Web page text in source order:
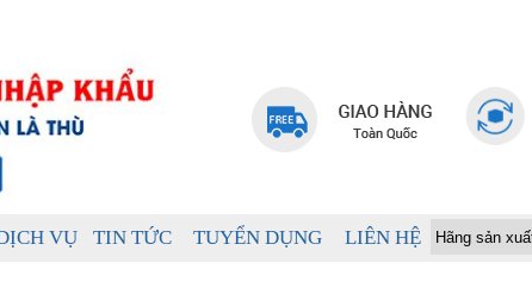
VỤ TIN TỨC TUYỂN DỤNG LIÊN HỆ